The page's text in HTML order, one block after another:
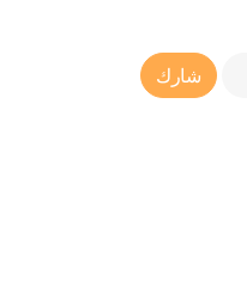
Article Link
شارك